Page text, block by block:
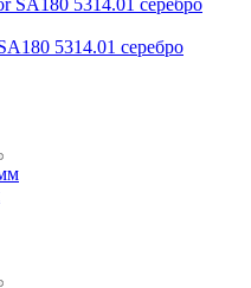
5314.01 серебро